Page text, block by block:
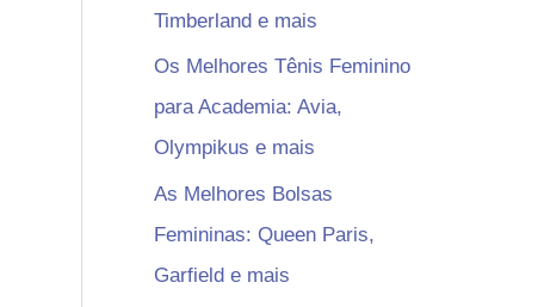
Timberland e mais
Os Melhores Tênis Feminino
para Academia: Avia,
Olympikus e mais
As Melhores Bolsas
Femininas: Queen Paris,
Garfield e mais